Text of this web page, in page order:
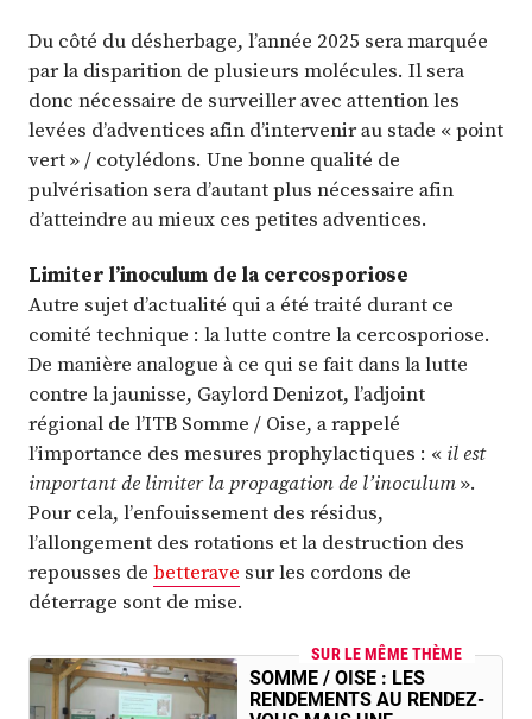
Du côté du désherbage, l’année 2025 sera marquée
par la disparition de plusieurs molécules. Il sera
donc nécessaire de surveiller avec attention les
levées d’adventices afin d’intervenir au stade « point
vert » / cotylédons. Une bonne qualité de
pulvérisation sera d’autant plus nécessaire afin
d’atteindre au mieux ces petites adventices.
Limiter l’inoculum de la cercosporiose
Autre sujet d’actualité qui a été traité durant ce
comité technique : la lutte contre la cercosporiose.
De manière analogue à ce qui se fait dans la lutte
contre la jaunisse, Gaylord Denizot, l’adjoint
régional de l’ITB Somme / Oise, a rappelé
l’importance des mesures prophylactiques : « il est
important de limiter la propagation de l’inoculum».
Pour cela, l’enfouissement des résidus,
l’allongement des rotations et la destruction des
repousses de betterave sur les cordons de
déterrage sont de mise.
SUR LE MÊME THÈME
SOMME / OISE : LES
RENDEMENTS AU RENDEZ-